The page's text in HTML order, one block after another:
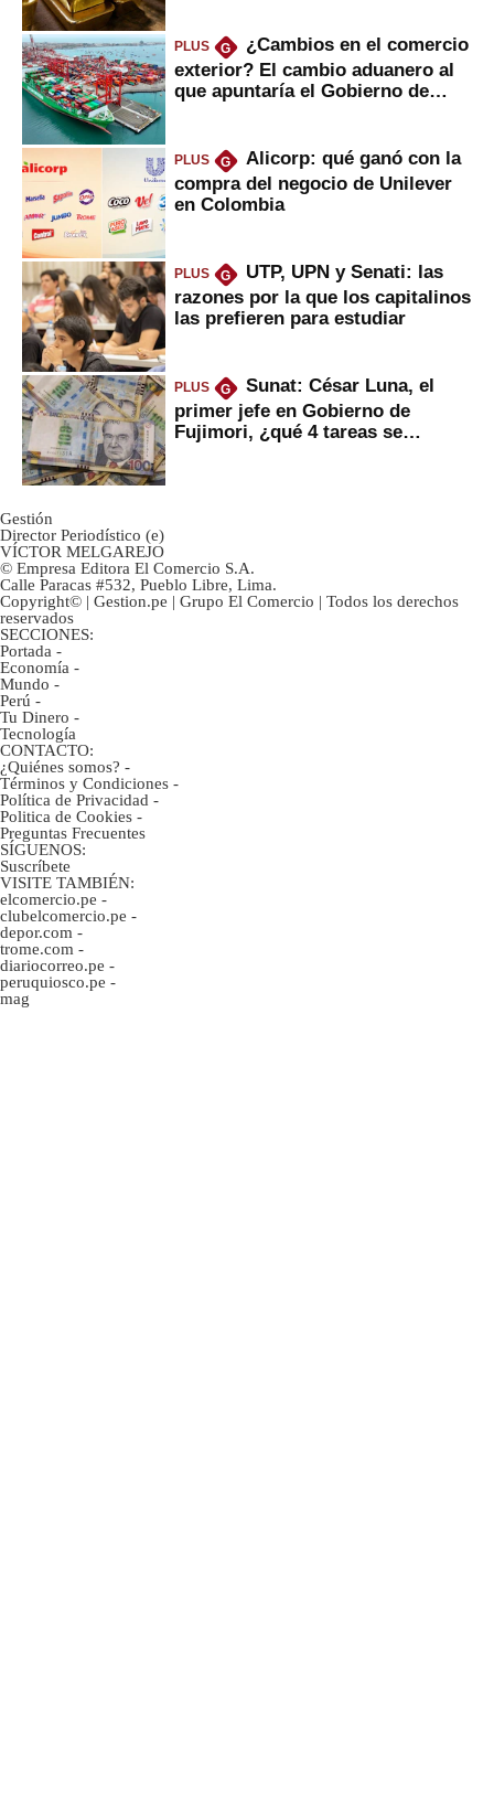
PLUS G
¿Cambios en el comercio
exterior? El cambio aduanero al
que apuntaría el Gobierno de
PLUS G
Alicorp: qué ganó con la
compra del negocio de Unilever
en Colombia
PLUS G
UTP, UPN y Senati: las
razones por la que los capitalinos
las prefieren para estudiar
PLUS G
Sunat: César Luna, el
primer jefe en Gobierno de
Fujimori, ¿qué 4 tareas se
Gestión
Director Periodístico (e)
VÍCTOR MELGAREJO
© Empresa Editora El Comercio S.A.
Calle Paracas #532, Pueblo Libre, Lima.
Copyright© | Gestion.pe | Grupo El Comercio | Todos los derechos
reservados
SECCIONES:
Portada -
Economía -
Mundo -
Perú -
Tu Dinero -
Tecnología
CONTACTO:
¿Quiénes somos? -
Términos y Condiciones -
Política de Privacidad -
Politica de Cookies -
Preguntas Frecuentes
SÍGUENOS:
Suscríbete
VISITE TAMBIÉN:
elcomercio.pe -
clubelcomercio.pe -
depor.com -
trome.com -
diariocorreo.pe -
peruquiosco.pe -
mag